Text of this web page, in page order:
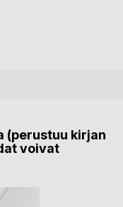
(perustuu kirjan
voivat